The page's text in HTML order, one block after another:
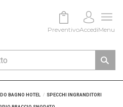
PreventivoAccediMenu
BAGNO HOTEL SPECCHI INGRANDITORI